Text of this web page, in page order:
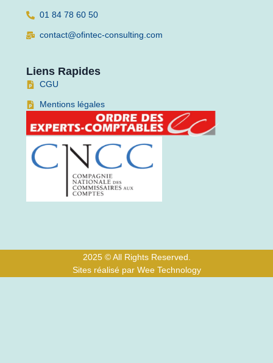
01 84 78 60 50
contact@ofintec-consulting.com
Liens Rapides
CGU
Mentions légales
2025 © All Rights Reserved.
Sites réalisé par Wee Technology